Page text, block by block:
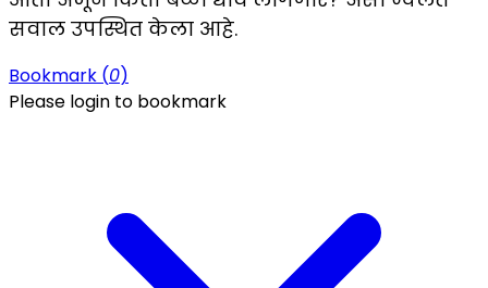
सवाल उपस्थित केला आहे.
Bookmark (0)
Please login to bookmark